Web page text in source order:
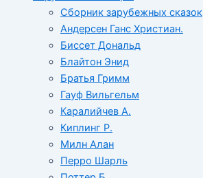
Сборник зарубежных сказок
Андерсен Ганс Христиан.
Биссет Дональд
Блайтон Энид
Братья Гримм
Гауф Вильгельм
Каралийчев А.
Киплинг Р.
Милн Алан
Перро Шарль